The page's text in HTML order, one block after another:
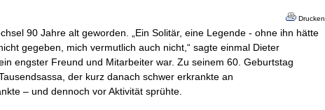
Drucken
90 Jahre alt geworden. „Ein Solitär, eine Legende - ohne ihn hätte
gegeben, mich vermutlich auch nicht,“ sagte einmal Dieter
engster Freund und Mitarbeiter war. Zu seinem 60. Geburtstag
der kurz danach schwer erkrankte an
– und dennoch vor Aktivität sprühte.